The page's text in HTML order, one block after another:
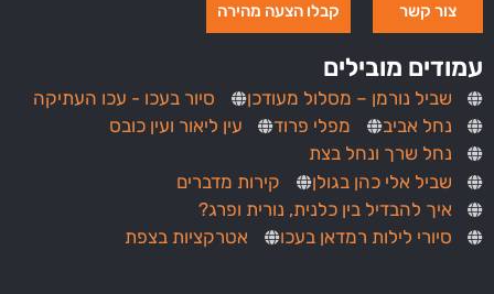
צור קשר קבלו הצעה מהירה
עמודים מובילים
שביל נורמן – מסלול מעודכן
סיור בעכו - עכו העתיקה
נחל אביב
מפלי פרוד
עין ליאור ועין כובס
נחל שרך ונחל בצת
שביל אלי כהן בגולן
קירות מדברים
איך להבדיל בין כלנית, נורית ופרג?
סיורי לילות רמדאן בעכו
אטרקציות בצפת